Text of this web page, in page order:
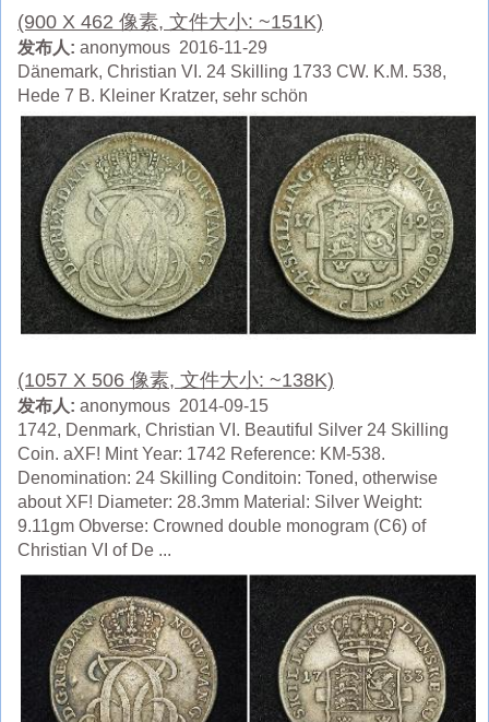
(900 X 462 像素, 文件大小: ~151K)
发布人: anonymous 2016-11-29
Dänemark, Christian VI. 24 Skilling 1733 CW. K.M. 538,
Hede 7 B. Kleiner Kratzer, sehr schön
(1057 X 506 像素, 文件大小: ~138K)
发布人: anonymous 2014-09-15
1742, Denmark, Christian VI. Beautiful Silver 24 Skilling
Coin. aXF! Mint Year: 1742 Reference: KM-538.
Denomination: 24 Skilling Conditoin: Toned, otherwise
about XF! Diameter: 28.3mm Material: Silver Weight:
9.11gm Obverse: Crowned double monogram (C6) of
Christian VI of De ...